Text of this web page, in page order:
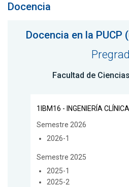
Docencia
Docencia en la
Facultad de
1IBM16 - INGENIERÍA
Semestre 2026
2026-1
Semestre 2025
2025-1
2025-2